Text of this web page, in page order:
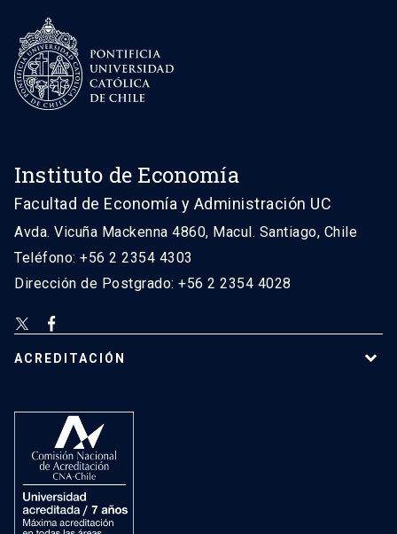
Instituto de Economía
Facultad de Economía y Administración UC
Avda. Vicuña Mackenna 4860, Macul. Santiago, Chile
Teléfono: +56 2 2354 4303
Dirección de Postgrado: +56 2 2354 4028
ACREDITACIÓN